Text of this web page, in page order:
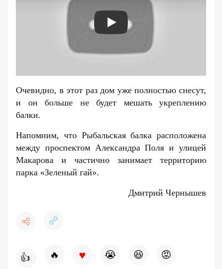
Play
Очевидно, в этот раз дом уже полностью снесут,
и он больше не будет мешать укреплению
балки.
Напомним, что Рыбальская балка расположена
между проспектом Александра Поля и улицей
Макарова и частично занимает территорию
парка «Зеленый гай».
Дмитрий Чернышев
👍 🔥 ♥ 😭 😆 😡